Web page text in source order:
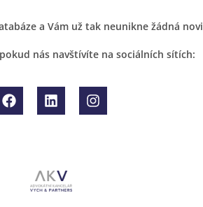
a Vám už tak neunikne žádná
nás navštívíte na sociálních sítích: